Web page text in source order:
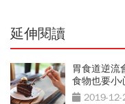
延伸閱讀
胃食道逆流
食物也要小
2019-12-